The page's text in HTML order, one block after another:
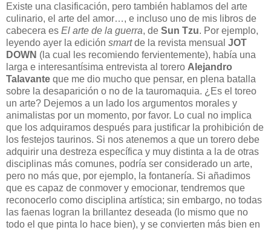
Existe una clasificación, pero también hablamos del arte
culinario, el arte del amor…, e incluso uno de mis libros de
cabecera es El arte de la guerra, de Sun Tzu. Por ejemplo,
leyendo ayer la edición smartde la revista mensual JOT
DOWN (la cual les recomiendo fervientemente), había una
larga e interesantísima entrevista al torero Alejandro
Talavante que me dio mucho que pensar, en plena batalla
sobre la desaparición o no de la tauromaquia. ¿Es el toreo
un arte? Dejemos a un lado los argumentos morales y
animalistas por un momento, por favor. Lo cual no implica
que los adquiramos después para justificar la prohibición de
los festejos taurinos. Si nos atenemos a que un torero debe
adquirir una destreza específica y muy distinta a la de otras
disciplinas más comunes, podría ser considerado un arte,
pero no más que, por ejemplo, la fontanería. Si añadimos
que es capaz de conmover y emocionar, tendremos que
reconocerlo como disciplina artística; sin embargo, no todas
las faenas logran la brillantez deseada (lo mismo que no
todo el que pinta lo hace bien), y se convierten más bien en